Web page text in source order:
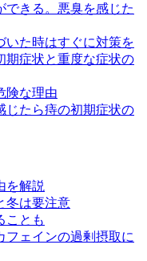
できる。悪臭を感じた
いた時はすぐに対策を
期症状と重度な症状の
険な理由
じたら痔の初期症状の
を解説
冬は要注意
ことも
フェインの過剰摂取に